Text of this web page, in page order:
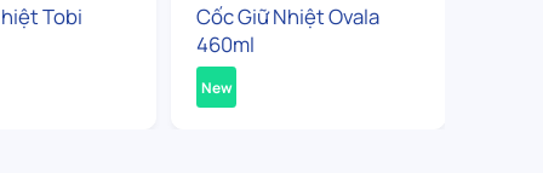
Tobi
Cốc Giữ Nhiệt Ovala
460ml
New